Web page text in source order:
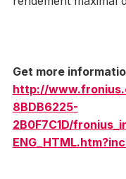
Get more
http://
8BDB6225-
2B0F7C1D/